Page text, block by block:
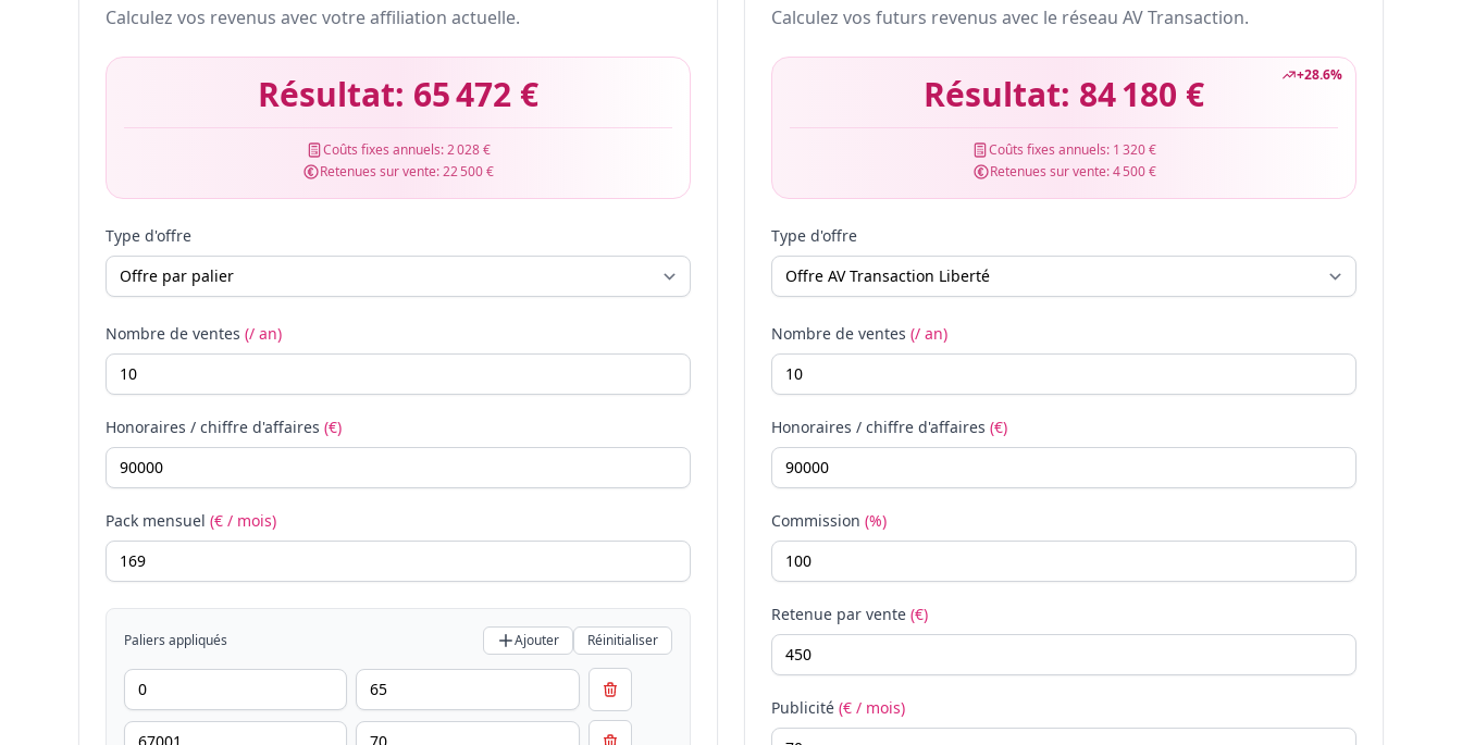
Calculez vos revenus avec votre affiliation actuelle.
Résultat: 65 472 €
Coûts fixes annuels:2 028 €
Retenues sur vente:22 500 €
Type d'offre
Nombre de ventes (/ an)
Honoraires / chiffre d'affaires (€)
Pack mensuel (€ / mois)
Paliers appliqués Ajouter Réinitialiser
Calculez vos futurs revenus avec le réseau AV Transaction.
+28.6%
Résultat: 84 180 €
Coûts fixes annuels: 1 320 €
Retenues sur vente:4 500 €
Type d'offre
Nombre de ventes (/ an)
Honoraires / chiffre d'affaires (€)
Commission (%)
Retenue par vente (€)
Publicité (€ / mois)